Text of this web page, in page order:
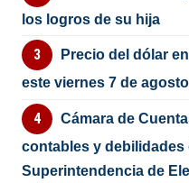
los logros de su hija
Precio del dólar
este viernes 7 de
Cámara de
contables y
Superintendencia de